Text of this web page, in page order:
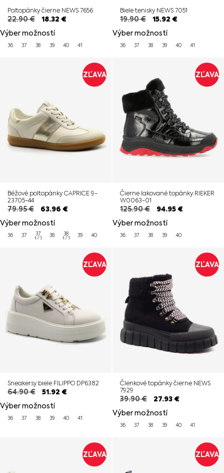
Poltopánky čierne NEWS 7656
22.90€ 18.32 €
Výber možností
36 37 38 39 40 41
Biele tenisky NEWS 7051
19.90€ 15.92 €
Výber možností
36 37 38 39 40 41
ZĽAVA
Béžové poltopánky CAPRICE 9-
23705-44
79.95€ 63.96 €
Výber možností
36 37 37
1/2
38 38
1/2
39 40
ZĽAVA
Čierne lakované topánky RIEKER
W0063-01
125.90€ 94.95€
Výber možností
36 37 38 39 40
ZĽAVA
Sneakersy biele FILIPPO DP6382
64.90€ 51.92 €
Výber možností
36 37 38 39 40 41
ZĽAVA
Členkové topánky čierne NEWS
7929
39.90€ 27.93€
Výber možností
36 37 38 39 40 41
ZĽAVA ZĽAVA